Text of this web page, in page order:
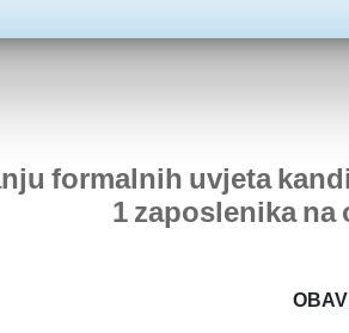
formalnih uvjeta
1 zaposlenika